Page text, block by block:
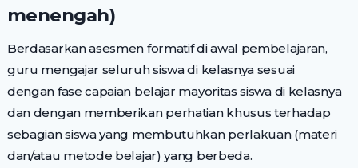
menengah)
Berdasarkan asesmen formatif di awal pembelajaran,
guru mengajar seluruh siswa di kelasnya sesuai
dengan fase capaian belajar mayoritas siswa di kelasnya
dan dengan memberikan perhatian khusus terhadap
sebagian siswa yang membutuhkan perlakuan (materi
dan/atau metode belajar) yang berbeda.